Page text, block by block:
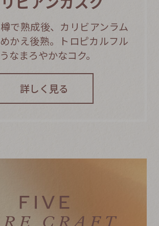
で熟成後、カリビアンラム
かえ後熟。トロピカルフル
なまろやかなコク。
詳しく見る